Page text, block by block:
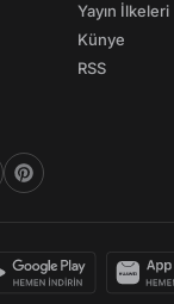
Yayın İlkeleri
Künye
RSS